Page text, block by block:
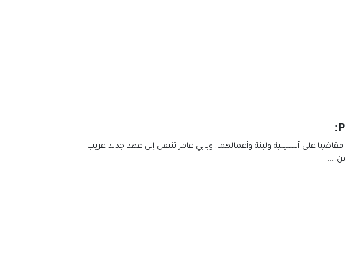
على أشبيلية ولبنة وأعمالهما. وبابي عامر تنتقل إلى عهد جديد غريب